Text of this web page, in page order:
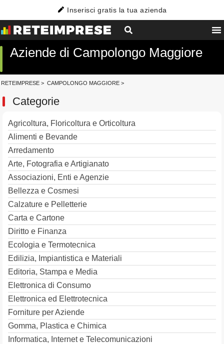
Inserisci gratis la tua azienda
Aziende di Campolongo Maggiore
RETEIMPRESE > CAMPOLONGO MAGGIORE >
Categorie
Agricoltura, Floricoltura e Orticoltura
Alimenti e Bevande
Arredamento
Arte, Fotografia e Artigianato
Associazioni, Enti e Agenzie
Bellezza e Cosmesi
Calzature e Pelletterie
Carta e Cartone
Diritto e Finanza
Ecologia e Termotecnica
Edilizia, Impiantistica e Materiali
Editoria, Stampa e Media
Elettronica di Consumo
Elettronica ed Elettrotecnica
Forniture per Aziende
Gomma, Plastica e Chimica
Informatica, Internet e Telecomunicazioni